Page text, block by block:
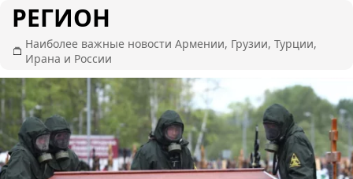
РЕГИОН
Наиболее важные новости Армении, Грузии, Турции,
Ирана и России